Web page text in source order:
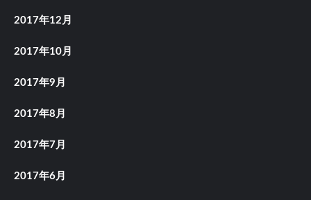
2017年12月
2017年10月
2017年9月
2017年8月
2017年7月
2017年6月